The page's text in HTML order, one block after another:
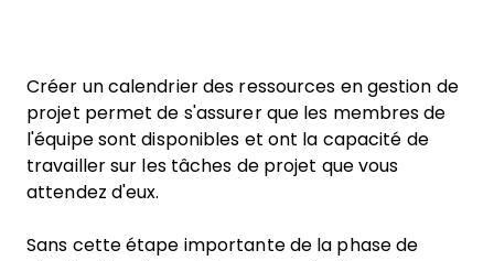
Créer un calendrier des ressources en gestion de
projet permet de s'assurer que les membres de
l'équipe sont disponibles et ont la capacité de
travailler sur les tâches de projet que vous
attendez d'eux.
Sans cette étape importante de la phase de